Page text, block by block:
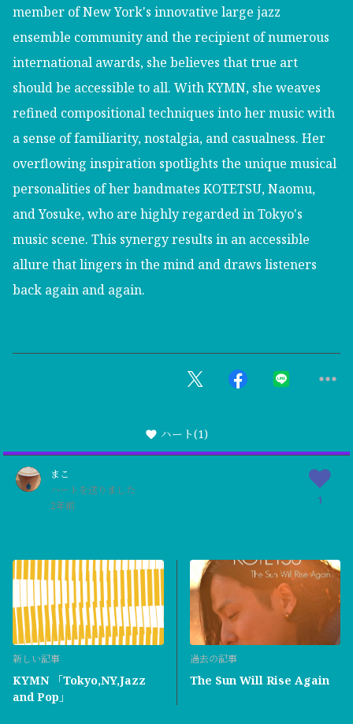
member of New York's innovative large jazz
ensemble community and the recipient of numerous
international awards, she believes that true art
should be accessible to all. With KYMN, she weaves
refined compositional techniques into her music with
a sense of familiarity, nostalgia, and casualness. Her
overflowing inspiration spotlights the unique musical
personalities of her bandmates KOTETSU, Naomu,
and Yosuke, who are highly regarded in Tokyo's
music scene. This synergy results in an accessible
allure that lingers in the mind and draws listeners
back again and again.
ハート(1)
まこ
ハートを送りました
2年前
1
新しい記事
KYMN 「Tokyo,NY,Jazz
and Pop」
過去の記事
The Sun Will Rise Again